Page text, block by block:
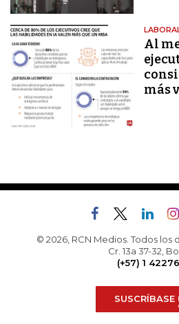
Al
más
© 2026, RCN Medios. Todos los
Cr. 13a 37-32,
(+57) 1
SUSCRÍBASE